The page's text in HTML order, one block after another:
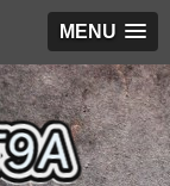
MENU